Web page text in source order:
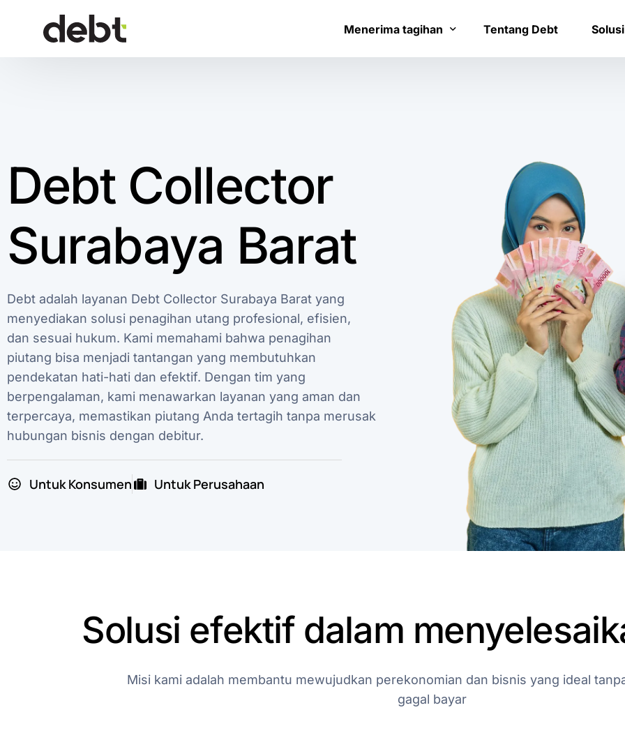
Menerima tagihan Tentang Debt Solusi
Debt Collector
Surabaya Barat
Debt adalah layanan Debt Collector Surabaya Barat yang
menyediakan solusi penagihan utang profesional, efisien,
dan sesuai hukum. Kami memahami bahwa penagihan
piutang bisa menjadi tantangan yang membutuhkan
pendekatan hati-hati dan efektif. Dengan tim yang
berpengalaman, kami menawarkan layanan yang aman dan
terpercaya, memastikan piutang Anda tertagih tanpa merusak
hubungan bisnis dengan debitur.
Untuk Konsumen Untuk Perusahaan
Solusi efektif dalam
Misi kami adalah membantu mewujudkan perekonomian dan bisnis yang ideal
gagal bayar